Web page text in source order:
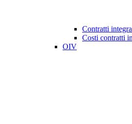
Contratti
Costi contratti
OIV